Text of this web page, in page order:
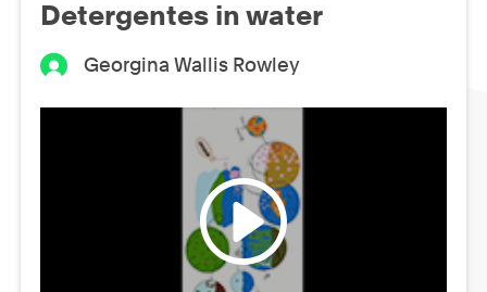
Detergentes in water
Georgina Wallis Rowley